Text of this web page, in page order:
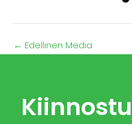
← Edellinen Media